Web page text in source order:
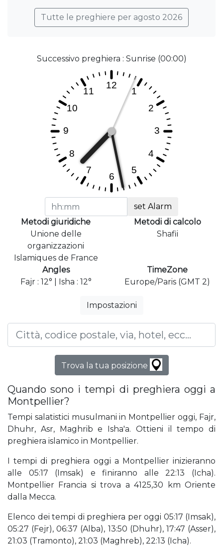
Tutte le preghiere per agosto 2026
Successivo preghiera : Sunrise (00:00)
set Alarm
Metodi giuridiche
Unione delle
organizzazioni
Islamiques de France
Metodi di calcolo
Shafii
Angles
Fajr : 12° | Isha : 12°
TimeZone
Europe/Paris (GMT 2)
Impostazioni
Trova la tua posizione
Quando sono i tempi di preghiera oggi a
Montpellier?
Tempi salatistici musulmani in Montpellier oggi, Fajr,
Dhuhr, Asr, Maghrib e Isha'a. Ottieni il tempo di
preghiera islamico in Montpellier.
I tempi di preghiera oggi a Montpellier inizieranno
alle 05:17 (Imsak) e finiranno alle 22:13 (Icha).
Montpellier Francia si trova a 4125,30 km Oriente
dalla Mecca.
Elenco dei tempi di preghiera per oggi 05:17 (Imsak),
05:27 (Fejr), 06:37 (Alba), 13:50 (Dhuhr), 17:47 (Asser),
21:03 (Tramonto), 21:03 (Maghreb), 22:13 (Icha).